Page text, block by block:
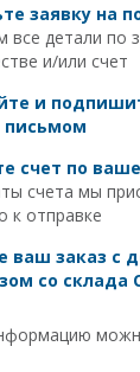
заявку на
все детали по
и/или счет
и
письмом
счет по
счета мы
к отправке
ваш заказ с
со склада